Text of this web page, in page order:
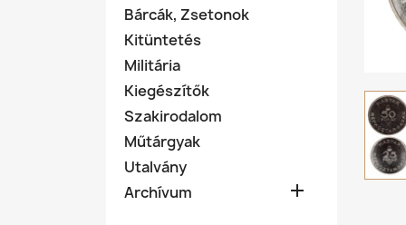
Bárcák, Zsetonok
Kitüntetés
Militária
Kiegészítők
Szakirodalom
Műtárgyak
Utalvány
Archívum
